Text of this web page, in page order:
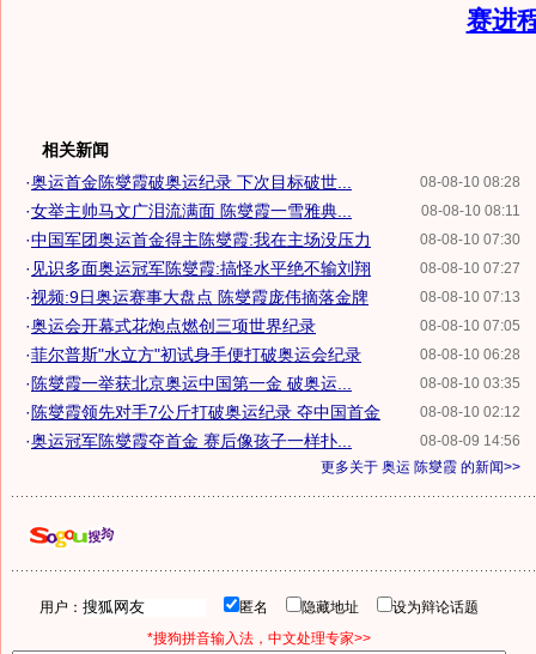
赛进
相关新闻
08-08-10 08:28
·奥运首金陈燮霞破奥运纪录 下次目标破世...
08-08-10 08:11
·女举主帅马文广泪流满面 陈燮霞一雪雅典...
08-08-10 07:30
·中国军团奥运首金得主陈燮霞:我在主场没压力
08-08-10 07:27
· 见识多面奥运冠军陈燮霞:搞怪水平绝不输刘翔
08-08-10 07:13
·视频:9日奥运赛事大盘点 陈燮霞庞伟摘落金牌
08-08-10 07:05
·奥运会开幕式花炮点燃创三项世界纪录
08-08-10 06:28
·菲尔普斯"水立方"初试身手便打破奥运会纪录
08-08-10 03:35
· 陈燮霞一举获北京奥运中国第一金 破奥运...
08-08-10 02:12
· 陈燮霞领先对手7公斤打破奥运纪录 夺中国首金
08-08-09 14:56
·奥运冠军陈燮霞夺首金 赛后像孩子一样扑...
更多关于 奥运 陈燮霞 的新闻>>
用户： 匿名 隐藏地址
设为辩论话题
*搜狗拼音输入法，中文处理专家>>